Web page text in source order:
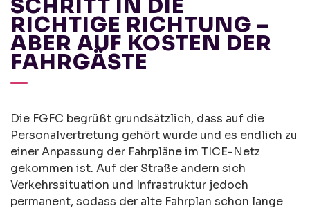
SCHRITT IN DIE
RICHTIGE RICHTUNG –
ABER AUF KOSTEN DER
FAHRGÄSTE
Die FGFC begrüßt grundsätzlich, dass auf die
Personalvertretung gehört wurde und es endlich zu
einer Anpassung der Fahrpläne im TICE-Netz
gekommen ist. Auf der Straße ändern sich
Verkehrssituation und Infrastruktur jedoch
permanent, sodass der alte Fahrplan schon lange